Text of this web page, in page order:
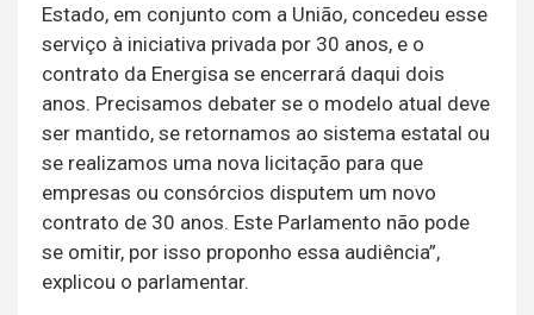
Estado, em conjunto com a União, concedeu esse
serviço à iniciativa privada por 30 anos, e o
contrato da Energisa se encerrará daqui dois
anos. Precisamos debater se o modelo atual deve
ser mantido, se retornamos ao sistema estatal ou
se realizamos uma nova licitação para que
empresas ou consórcios disputem um novo
contrato de 30 anos. Este Parlamento não pode
se omitir, por isso proponho essa audiência”,
explicou o parlamentar.